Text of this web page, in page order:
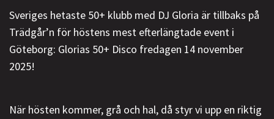
Sveriges hetaste 50+ klubb med DJ Gloria är tillbaks på
Trädgår’n för höstens mest efterlängtade event i
Göteborg: Glorias 50+ Disco fredagen 14 november
2025!
När hösten kommer, grå och hal, då styr vi upp en riktig